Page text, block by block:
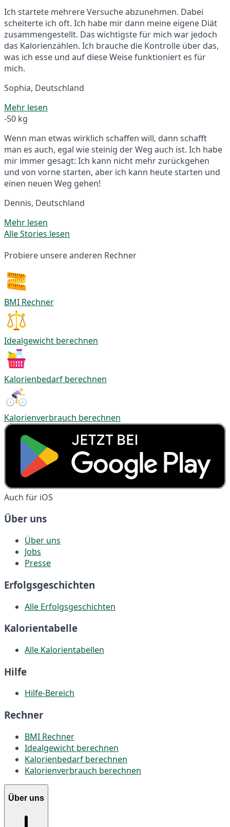
Ich startete mehrere Versuche abzunehmen. Dabei
scheiterte ich oft. Ich habe mir dann meine eigene Diät
zusammengestellt. Das wichtigste für mich war jedoch
das Kalorienzählen. Ich brauche die Kontrolle über das,
was ich esse und auf diese Weise funktioniert es für
mich.
Sophia, Deutschland
Mehr lesen
-50 kg
Wenn man etwas wirklich schaffen will, dann schafft
man es auch, egal wie steinig der Weg auch ist. Ich habe
mir immer gesagt: Ich kann nicht mehr zurückgehen
und von vorne starten, aber ich kann heute starten und
einen neuen Weg gehen!
Dennis, Deutschland
Mehr lesen
Alle Stories lesen
Probiere unsere anderen Rechner
BMI Rechner
Idealgewicht berechnen
Kalorienbedarf berechnen
Kalorienverbrauch berechnen
Auch für iOS
Über uns
Über uns
Jobs
Presse
Erfolgsgeschichten
Alle Erfolgsgeschichten
Kalorientabelle
Alle Kalorientabellen
Hilfe
Hilfe-Bereich
Rechner
BMI Rechner
Idealgewicht berechnen
Kalorienbedarf berechnen
Kalorienverbrauch berechnen
Über uns